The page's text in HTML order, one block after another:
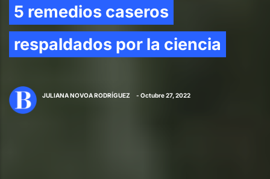
5 remedios caseros
respaldados por la ciencia
JULIANA NOVOA RODRÍGUEZ - Octubre 27, 2022